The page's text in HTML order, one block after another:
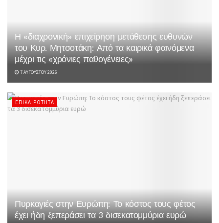
Η «διαχρονική» επιχείρηση μετάθεσης ευθυνών
του Κυρ. Μητσοτάκη: Από τα καιρικά φαινόμενα
μέχρι τις «χρόνιες παθογένειες»
7 ΑΥΓΟΎΣΤΟΥ 2026
ΕΠΙΚΑΙΡΌΤΗΤΑ
Πυρκαγιές στην Ευρώπη: Το κόστος τους φέτος
έχει ήδη ξεπεράσει τα 3 δισεκατομμύρια ευρώ